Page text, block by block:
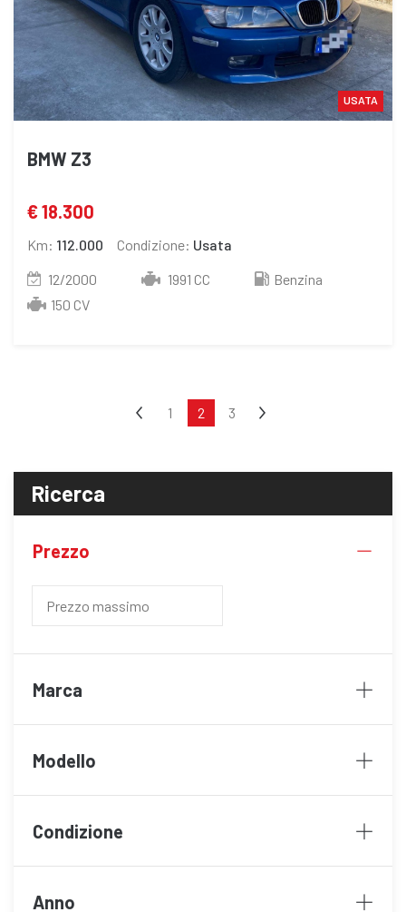
USATA
BMW Z3
€ 18.300
Km: 112.000 Condizione: Usata
12/2000
1991 CC
Benzina
150 CV
1 2 3
Ricerca
Prezzo
Marca
Modello
Condizione
Anno